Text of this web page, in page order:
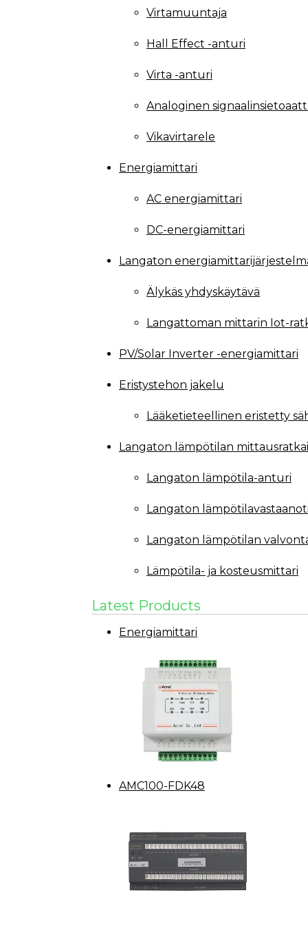
Virtamuuntaja
Hall Effect -anturi
Virta -anturi
Analoginen
Vikavirtarele
Energiamittari
AC energiamittari
DC-energiamittari
Langaton
Älykäs yhdyskäytävä
Langattoman mittarin Iot-
PV/Solar Inverter -energiamittari
Eristystehon jakelu
Lääketieteellinen eristetty
Langaton lämpötilan
Langaton lämpötila-anturi
Langaton
Langaton lämpötilan
Lämpötila- ja kosteusmittari
Latest Products
Energiamittari
AMC100-FDK48